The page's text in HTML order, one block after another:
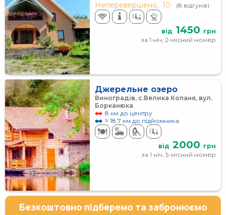
Неперевершено, 10 (8 відгуків)
від 1450 грн
за 1 ніч, 2-місний номер
Джерельне озеро
Виноградів, с.Велика Копаня, вул.
Борканюка
8 км до центру
≈ 18.7 км до підйомника
від 2000 грн
за 1 ніч, 5-місний номер
Безкоштовно підберемо та забронюємо